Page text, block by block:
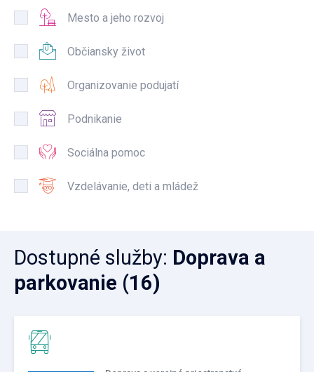
Mesto a jeho rozvoj
Občiansky život
Organizovanie podujatí
Podnikanie
Sociálna pomoc
Vzdelávanie, deti a mládež
Dostupné služby: Doprava a
parkovanie (16)